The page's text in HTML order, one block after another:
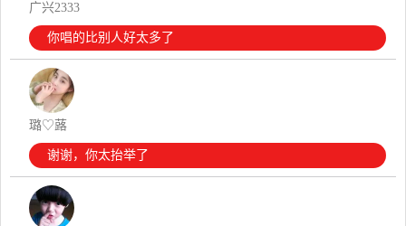
广兴2333
你唱的比别人好太多了
璐♡蕗
谢谢，你太抬举了